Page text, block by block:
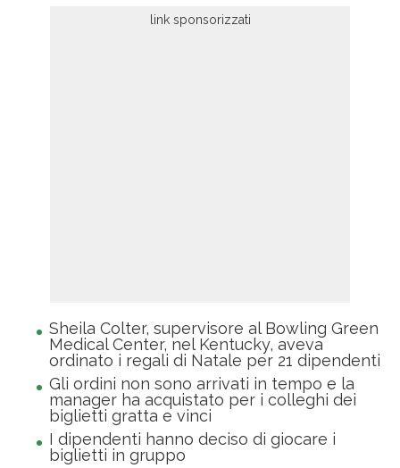
Sheila Colter, supervisore al Bowling Green
Medical Center, nel Kentucky, aveva
ordinato i regali di Natale per 21 dipendenti
Gli ordini non sono arrivati in tempo e la
manager ha acquistato per i colleghi dei
biglietti gratta e vinci
I dipendenti hanno deciso di giocare i
biglietti in gruppo